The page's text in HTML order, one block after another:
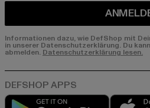
Informationen dazu, wie DefShop mit
in unserer Datenschutzerklärung. Du
abmelden. Datenschutzerklärung lesen.
Play